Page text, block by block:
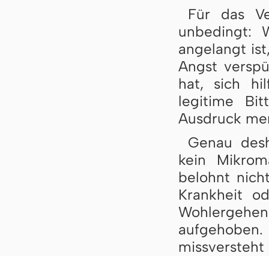
Für das
unbedingt:
angelangt
Angst
hat, sich
legitime
Ausdruck
Genau
kein
belohnt
Krankheit
missversteht